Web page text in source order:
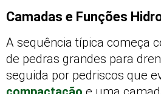
Camadas e Funções
A sequência típica começa
de pedras grandes para
seguida por pedriscos que